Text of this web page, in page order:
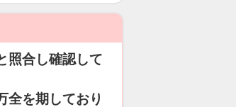
照合し確認して
全を期しており